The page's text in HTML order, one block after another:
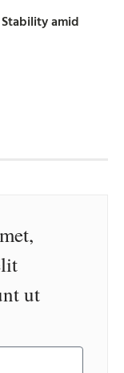
amid
ut